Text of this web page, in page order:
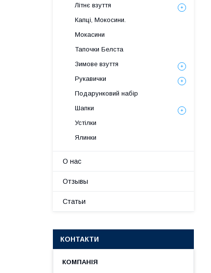
Літнє взуття
Капці, Мокосини.
Мокасини
Тапочки Белста
Зимове взуття
Рукавички
Подарунковий набір
Шапки
Устілки
Ялинки
О нас
Отзывы
Статьи
КОНТАКТИ